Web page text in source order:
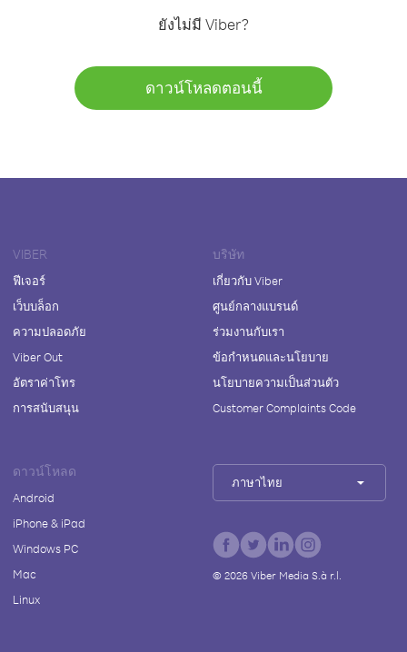
ยังไม่มี Viber?
ดาวน์โหลดตอนนี้
VIBER
ฟีเจอร์
เว็บบล็อก
ความปลอดภัย
Viber Out
อัตราค่าโทร
การสนับสนุน
บริษัท
เกี่ยวกับ Viber
ศูนย์กลางแบรนด์
ร่วมงานกับเรา
ข้อกำหนดและนโยบาย
นโยบายความเป็นส่วนตัว
Customer Complaints Code
ดาวน์โหลด
Android
iPhone & iPad
Windows PC
Mac
Linux
ภาษาไทย
© 2026Viber Media S.à r.l.